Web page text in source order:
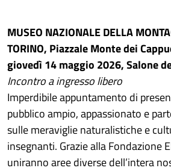
MUSEO NAZIONALE DELLA
TORINO, Piazzale Monte dei
giovedì 14 maggio 2026, Salone
Incontro a ingresso libero
Imperdibile appuntamento di
pubblico ampio, appassionato e
sulle meraviglie naturalistiche e
insegnanti. Grazie alla Fondazione
uniranno aree diverse dell’intera